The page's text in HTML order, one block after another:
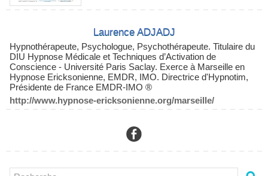
Laurence ADJADJ
Hypnothérapeute, Psychologue, Psychothérapeute. Titulaire du
DIU Hypnose Médicale et Techniques d’Activation de
Conscience - Université Paris Saclay. Exerce à Marseille en
Hypnose Ericksonienne, EMDR, IMO. Directrice d'Hypnotim,
Présidente de France EMDR-IMO ®
http://www.hypnose-ericksonienne.org/marseille/